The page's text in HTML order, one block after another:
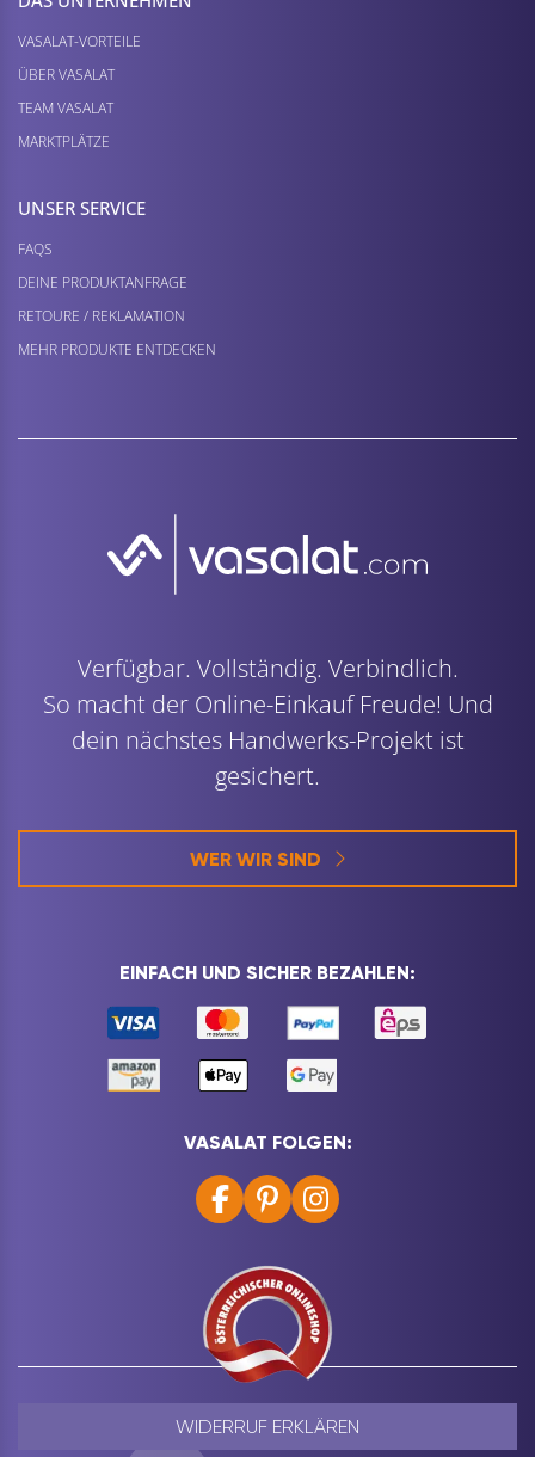
VASALAT-VORTEILE
ÜBER VASALAT
TEAM VASALAT
MARKTPLÄTZE
UNSER SERVICE
FAQS
DEINE PRODUKTANFRAGE
RETOURE / REKLAMATION
MEHR PRODUKTE ENTDECKEN
Verfügbar. Vollständig. Verbindlich.
So macht der Online-Einkauf Freude! Und
dein nächstes Handwerks-Projekt ist
gesichert.
WER WIR SIND
EINFACH UND SICHER BEZAHLEN:
VASALAT FOLGEN:
WIDERRUF ERKLÄREN